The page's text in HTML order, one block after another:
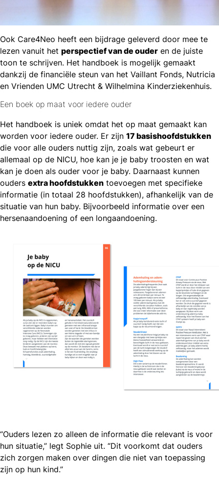
Ook Care4Neo heeft een bijdrage geleverd door mee te
lezen vanuit het perspectief van de ouder en de juiste
toon te schrijven. Het handboek is mogelijk gemaakt
dankzij de financiële steun van het Vaillant Fonds, Nutricia
en Vrienden UMC Utrecht & Wilhelmina Kinderziekenhuis.
Een boek op maat voor iedere ouder
Het handboek is uniek omdat het op maat gemaakt kan
worden voor iedere ouder. Er zijn 17 basishoofdstukken
die voor alle ouders nuttig zijn, zoals wat gebeurt er
allemaal op de NICU, hoe kan je je baby troosten en wat
kan je doen als ouder voor je baby. Daarnaast kunnen
ouders extra hoofdstukken toevoegen met specifieke
informatie (in totaal 28 hoofdstukken), afhankelijk van de
situatie van hun baby. Bijvoorbeeld informatie over een
hersenaandoening of een longaandoening.
“Ouders lezen zo alleen de informatie die relevant is voor
hun situatie,” legt Sophie uit. “Dit voorkomt dat ouders
zich zorgen maken over dingen die niet van toepassing
zijn op hun kind.”